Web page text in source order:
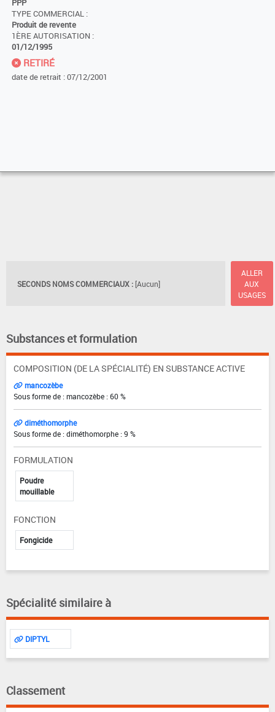
PPP
TYPE COMMERCIAL :
Produit de revente
1ÈRE AUTORISATION :
01/12/1995
RETIRÉ
date de retrait : 07/12/2001
SECONDS NOMS COMMERCIAUX : [Aucun]
ALLER
AUX
USAGES
Substances et formulation
COMPOSITION (DE LA SPÉCIALITÉ) EN SUBSTANCE ACTIVE
mancozèbe
Sous forme de : mancozèbe : 60 %
diméthomorphe
Sous forme de : diméthomorphe : 9 %
FORMULATION
Poudre
mouillable
FONCTION
Fongicide
Spécialité similaire à
DIPTYL
Classement